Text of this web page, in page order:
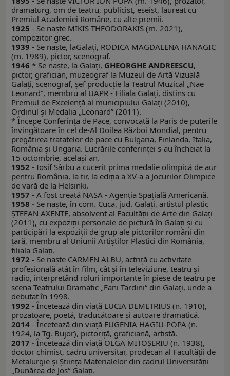
dramaturg, om de teatru, publicist, eseist, laureat cu
Premiul Academiei Române, cu alte premii.
1925 - Se naşte MIKIS THEODORAKIS (m. 2021),
compozitor grec.
1939 - Se naşte, laGalaţi, RODICA MAGDALENA HANAGIC
(m. 1989), pictor, scenograf.
1946 * Se naşte, la Galaţi, GHEORGHE ANDREESCU,
pictor, grafician, muzeograf la Muzeul de Artă Vizuală
Galaţi, scenograf, şef producţie la Teatrul Muzical „Nae
Leonard”, membru al UAPR - Filiala Galaţi, distins cu
Premiul de Excelenţă al municipiului Galaţi (2010),
Ordinul şi Medalia „Leonard” (2011).
* Începe Conferinţa de Pace, convocată la Paris de puterile
învingătoare în cel de-Al Doilea Război Mondial, pentru
pregătirea tratatelor de pace cu Bulgaria, Finlanda, Italia,
România şi Ungaria. Lucrările conferinţei s-au încheiat la
15 octombrie, acelaşi an.
1952 - Iosif Sârbu a cucerit prima medalie olimpică de aur
pentru România, la tir, la ediţia a XV-a a Jocurilor Olimpice
de vară de la Helsinki.
1957 - A fost creată NASA - Agenţia Spaţială Americană.
1958 - Se naşte, în com. Cuca, jud. Galaţi, artistul plastic
ŞTEFAN AXENTE, absolvent al Facultăţii de Arte din Galaţi
(2011), cu expoziţii personale de pictură în Galaţi şi cu
participări la expoziţii de grup ale pictorilor români din
ţară, membru al Uniunii Artiştilor Plastici din România,
filiala Galaţi.
1972 - Se naşte CARMEN ALBU, actriţă cu activitate
profesională atât în film, cât şi în televiziune, teatru şi
radio, interpretând roluri importante în piese de teatru pe
scena Teatrului Dramatic „Fani Tardini“ din Galaţi, unde a
debutat în 1998.
1992 - Încetează din viață LUCIA DEMETRIUS (n. 1910),
prozatoare, poetă, traducătoare și autoare dramatică.
2014 - Încetează din viaţă EUGENIA HAGIU-POPA (n.
1924, la Tg. Bujor), pictoriţă, graficiană, artistă.
2017 - Încetează din viaţă OLGA MITOŞERIU (n. 1938),
doctor chimist, cadru universitar, prodecan al Facultăţii de
Metalurgie şi Ştiinţa Materialelor din cadrul Universităţii
„Dunărea de Jos“ Galaţi.